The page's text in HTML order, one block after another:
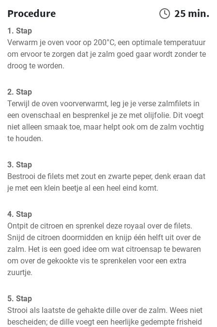
Procedure 25 min.
1. Stap
Verwarm je oven voor op 200°C, een optimale temperatuur
om ervoor te zorgen dat je zalm goed gaar wordt zonder te
droog te worden.
2. Stap
Terwijl de oven voorverwarmt, leg je je verse zalmfilets in
een ovenschaal en besprenkel je ze met olijfolie. Dit voegt
niet alleen smaak toe, maar helpt ook om de zalm vochtig
te houden.
3. Stap
Bestrooi de filets met zout en zwarte peper, denk eraan dat
je met een klein beetje al een heel eind komt.
4. Stap
Ontpit de citroen en sprenkel deze royaal over de filets.
Snijd de citroen doormidden en knijp één helft uit over de
zalm. Het is een goed idee om wat citroensap te bewaren
om over de gekookte vis te sprenkelen voor een extra
zuurtje.
5. Stap
Strooi als laatste de gehakte dille over de zalm. Wees niet
bescheiden; de dille voegt een heerlijke gedempte frisheid